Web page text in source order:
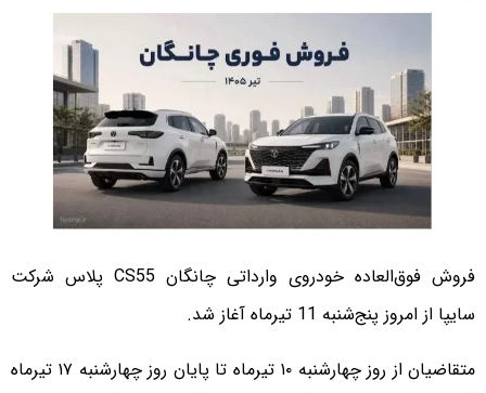
فروش فوق‌العاده خودروی وارداتی چانگان CS55 پلاس شرکت
سایپا از امروز پنج‌شنبه 11 تیرماه آغاز شد.
متقاضیان از روز چهارشنبه ۱۰ تیرماه تا پایان روز چهارشنبه ۱۷ تیرماه